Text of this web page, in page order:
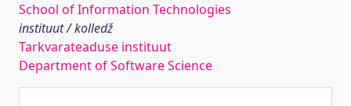
School of Information Technologies
instituut / kolledž
Tarkvarateaduse instituut
Department of Software Science